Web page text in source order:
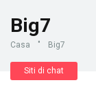
Big7
Casa " Big7
Siti di chat